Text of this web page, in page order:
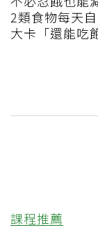
2類食物每天
大卡「還能吃
課程推薦